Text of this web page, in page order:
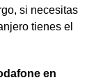
si necesitas
tienes el
en